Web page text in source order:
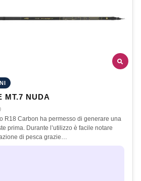
MT.7 NUDA
R18 Carbon ha permesso di generare una
prima. Durante l’utilizzo è facile notare
di pesca grazie…